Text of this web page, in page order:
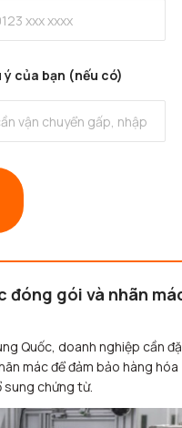
ý của bạn (nếu có)
đóng gói và nhãn
Quốc, doanh nghiệp cần
mác để đảm bảo hàng hóa
sung chứng từ.